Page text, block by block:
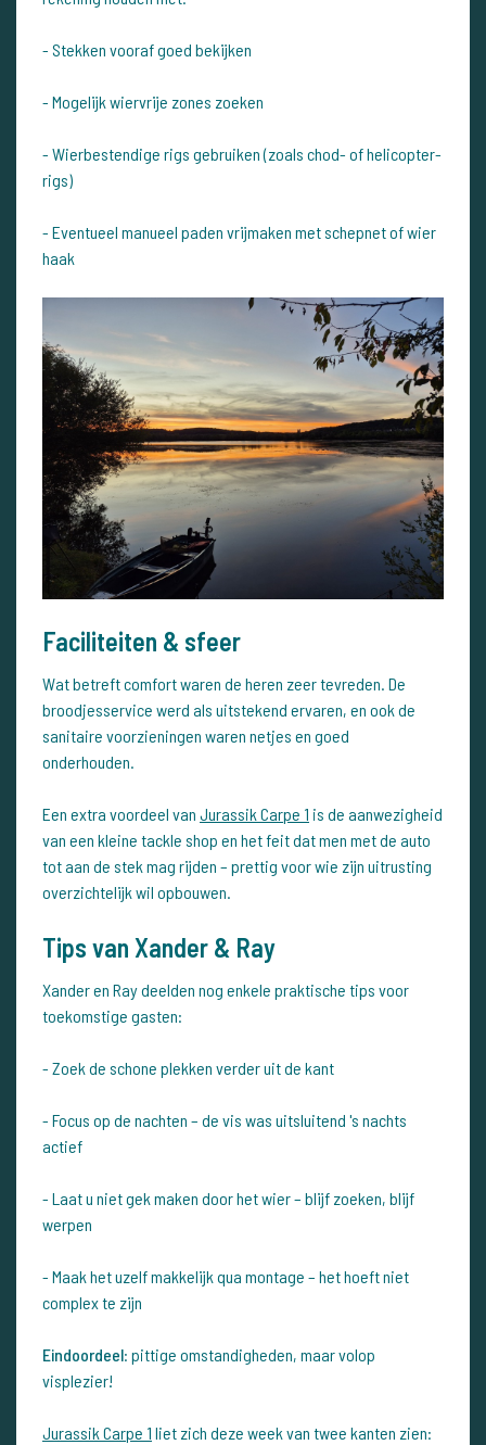
- Stekken vooraf goed bekijken
- Mogelijk wiervrije zones zoeken
- Wierbestendige rigs gebruiken (zoals chod- of helicopter-
rigs)
- Eventueel manueel paden vrijmaken met schepnet of wier
haak
Faciliteiten & sfeer
Wat betreft comfort waren de heren zeer tevreden. De
broodjesservice werd als uitstekend ervaren, en ook de
sanitaire voorzieningen waren netjes en goed
onderhouden.
Een extra voordeel van Jurassik Carpe 1 is de aanwezigheid
van een kleine tackle shop en het feit dat men met de auto
tot aan de stek mag rijden – prettig voor wie zijn uitrusting
overzichtelijk wil opbouwen.
Tips van Xander & Ray
Xander en Ray deelden nog enkele praktische tips voor
toekomstige gasten:
- Zoek de schone plekken verder uit de kant
- Focus op de nachten – de vis was uitsluitend 's nachts
actief
- Laat u niet gek maken door het wier – blijf zoeken, blijf
werpen
- Maak het uzelf makkelijk qua montage – het hoeft niet
complex te zijn
Eindoordeel: pittige omstandigheden, maar volop
visplezier!
Jurassik Carpe 1 liet zich deze week van twee kanten zien: